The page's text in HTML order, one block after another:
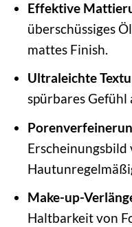
Effektive
überschüssiges
mattes Finish.
Ultraleichte
spürbares Gefühl
Erscheinungsbild
Make-up-
Haltbarkeit von